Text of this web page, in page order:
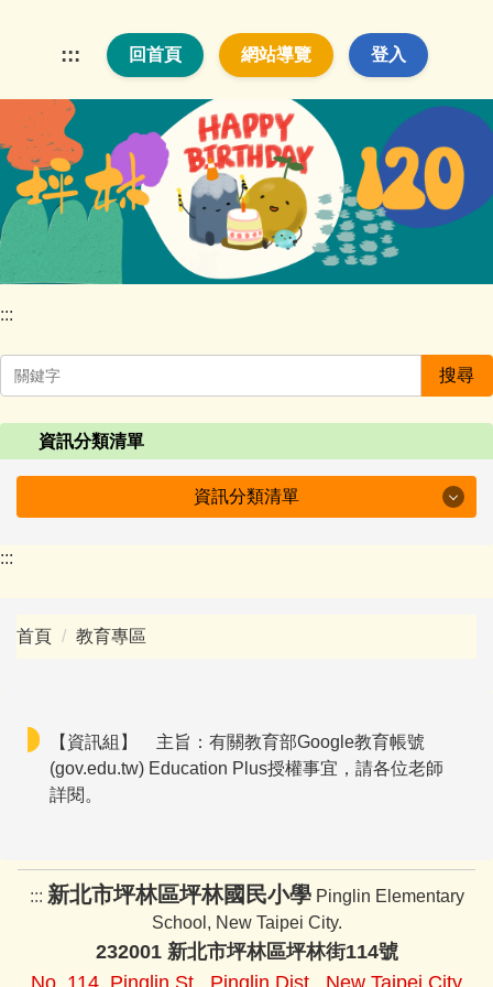
要
內
容
區
::: 回首頁 網站導覽 登入
:::
搜尋
資訊分類清單
資訊分類清單
附設幼兒園
會議紀錄
下載專區
班級園地
:::
首頁 教育專區
【資訊組】
主旨：有關教育部Google教育帳號
(gov.edu.tw) Education Plus授權事宜，請各位老師
詳閱。
::: 新北市坪林區坪林國民小學 Pinglin Elementary
School, New Taipei City.
232001 新北市坪林區坪林街114號
No. 114, Pinglin St., Pinglin Dist., New Taipei City